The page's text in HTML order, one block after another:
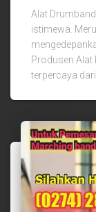
Alat
istimewa.
Produsen
terpercaya